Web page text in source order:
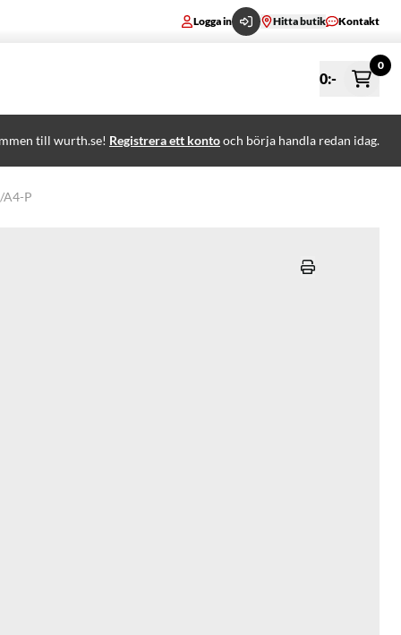
Logga in Hitta butik Kontakt
0:-
0
till wurth.se! Registrera ett kontooch börja handla redan idag.
A4-P